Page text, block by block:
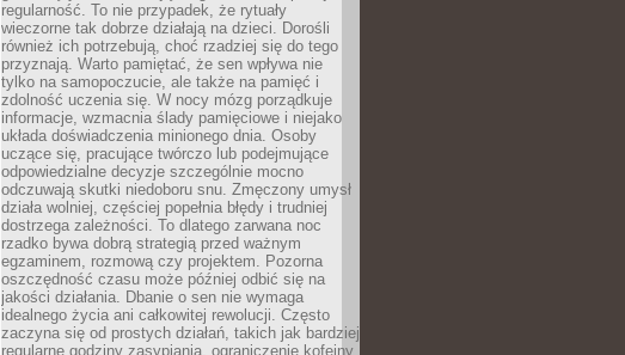
regularność. To nie przypadek, że rytuały
wieczorne tak dobrze działają na dzieci. Dorośli
również ich potrzebują, choć rzadziej się do tego
przyznają. Warto pamiętać, że sen wpływa nie
tylko na samopoczucie, ale także na pamięć i
zdolność uczenia się. W nocy mózg porządkuje
informacje, wzmacnia ślady pamięciowe i niejako
układa doświadczenia minionego dnia. Osoby
uczące się, pracujące twórczo lub podejmujące
odpowiedzialne decyzje szczególnie mocno
odczuwają skutki niedoboru snu. Zmęczony umysł
działa wolniej, częściej popełnia błędy i trudniej
dostrzega zależności. To dlatego zarwana noc
rzadko bywa dobrą strategią przed ważnym
egzaminem, rozmową czy projektem. Pozorna
oszczędność czasu może później odbić się na
jakości działania. Dbanie o sen nie wymaga
idealnego życia ani całkowitej rewolucji. Często
zaczyna się od prostych działań, takich jak bardziej
regularne godziny zasypiania, ograniczenie kofeiny